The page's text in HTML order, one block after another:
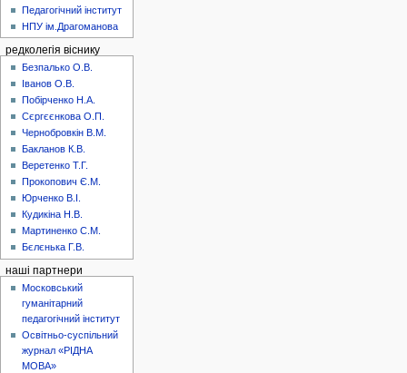
Педагогічний інститут
НПУ ім.Драгоманова
редколегія віснику
Безпалько О.В.
Іванов О.В.
Побірченко Н.А.
Сєргєєнкова О.П.
Чернобровкін В.М.
Бакланов К.В.
Веретенко Т.Г.
Прокопович Є.М.
Юрченко В.І.
Кудикіна Н.В.
Мартиненко С.М.
Бєлєнька Г.В.
наші партнери
Московський
гуманітарний
педагогічний інститут
Освітньо-суспільний
журнал «РІДНА
МОВА»